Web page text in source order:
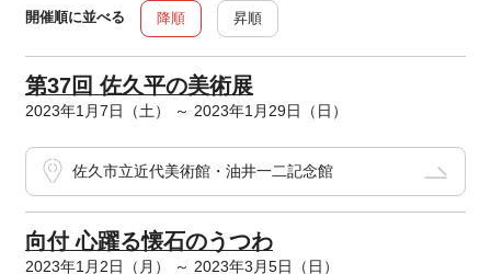
開催順に並べる 降順 昇順
第37回 佐久平の美術展
2023年1月7日（土） ～ 2023年1月29日（日）
佐久市立近代美術館・油井一二記念館
向付 心躍る懐石のうつわ
2023年1月2日（月） ～ 2023年3月5日（日）